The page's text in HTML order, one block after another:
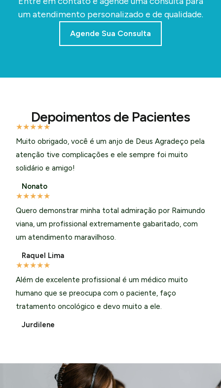
um atendimento personalizado e de qualidade.
Agende Sua Consulta
Depoimentos de Pacientes
★★★★★
Muito obrigado, você é um anjo de Deus Agradeço pela
atenção tive complicações e ele sempre foi muito
solidário e amigo!
Nonato
★★★★★
Quero demonstrar minha total admiração por Raimundo
viana, um profissional extremamente gabaritado, com
um atendimento maravilhoso.
Raquel Lima
★★★★★
Além de excelente profissional é um médico muito
humano que se preocupa com o paciente, faço
tratamento oncológico e devo muito a ele.
Jurdilene